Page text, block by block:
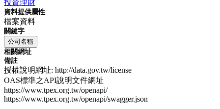
投資理財
資料提供屬性
檔案資料
關鍵字
公司名稱
相關網址
備註
授權說明網址: http://data.gov.tw/license
OAS標準之API說明文件網址
https://www.tpex.org.tw/openapi/
https://www.tpex.org.tw/openapi/swagger.json